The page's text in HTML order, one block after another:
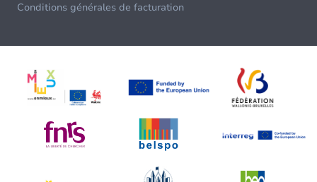
Conditions générales de facturation